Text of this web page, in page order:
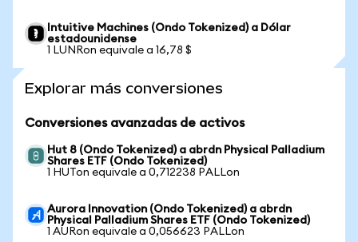
Intuitive Machines (Ondo Tokenized) a Dólar
estadounidense
1 LUNRon equivale a 16,78 $
Explorar más conversiones
Conversiones avanzadas de activos
Hut 8 (Ondo Tokenized) a abrdn Physical Palladium
Shares ETF (Ondo Tokenized)
1 HUTon equivale a 0,712238 PALLon
Aurora Innovation (Ondo Tokenized) a abrdn
Physical Palladium Shares ETF (Ondo Tokenized)
1 AURon equivale a 0,056623 PALLon